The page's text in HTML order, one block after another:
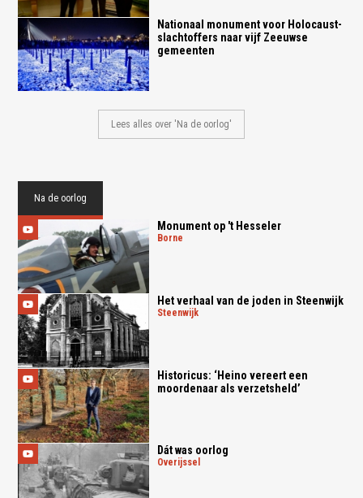
Nationaal monument voor Holocaust-
slachtoffers naar vijf Zeeuwse
gemeenten
Lees alles over 'Na de oorlog'
Na de oorlog
Monument op 't Hesseler
borne
Het verhaal van de joden in Steenwijk
steenwijk
Historicus: ‘Heino vereert een
moordenaar als verzetsheld’
Dát was oorlog
overijssel